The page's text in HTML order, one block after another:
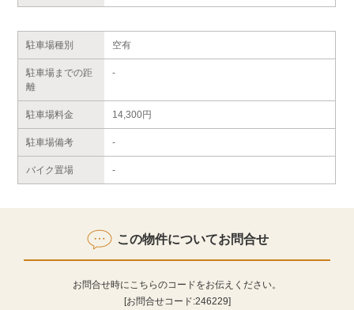
駐車場種別 空有
駐車場までの距
離
-
駐車場料金 14,300円
駐車場備考 -
バイク置場 -
この物件についてお問合せ
お問合せ時にこちらのコードをお伝えください。
[お問合せコード:246229]